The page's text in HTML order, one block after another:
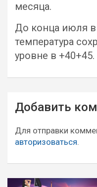
месяца.
До конца июля в
температура
уровне в +40+45.
Навигация
по
записям
Добавить
Для отправки
авторизоваться.